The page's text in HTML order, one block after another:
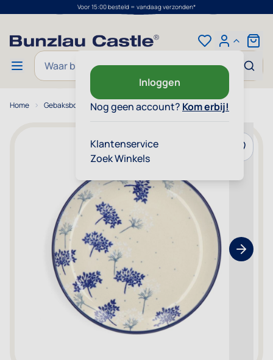
Voor 15:00 besteld = vandaag verzonden*
Inloggen
Nog geen account? Kom erbij!
Klantenservice
Zoek Winkels
Cart
Zoek
Home Gebaksbord Ø: 16 cm - Felicity
Voeg
Show